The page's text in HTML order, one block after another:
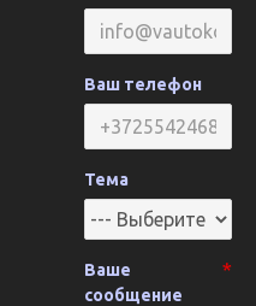
Ваш телефон
Тема
Ваше
сообщение